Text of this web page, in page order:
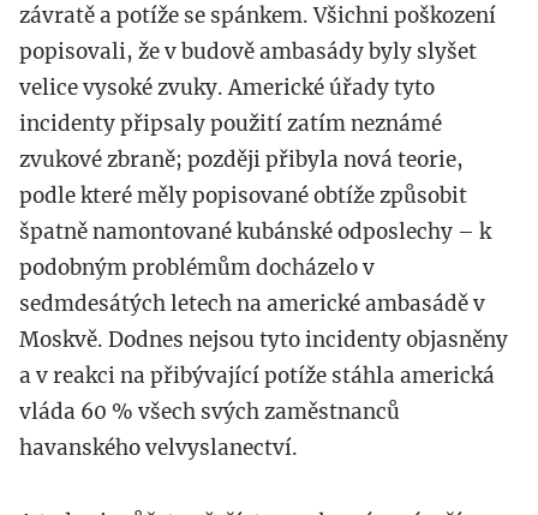
závratě a potíže se spánkem. Všichni poškození
popisovali, že v budově ambasády byly slyšet
velice vysoké zvuky. Americké úřady tyto
incidenty připsaly použití zatím neznámé
zvukové zbraně; později přibyla nová teorie,
podle které měly popisované obtíže způsobit
špatně namontované kubánské odposlechy – k
podobným problémům docházelo v
sedmdesátých letech na americké ambasádě v
Moskvě. Dodnes nejsou tyto incidenty objasněny
a v reakci na přibývající potíže stáhla americká
vláda 60 % všech svých zaměstnanců
havanského velvyslanectví.